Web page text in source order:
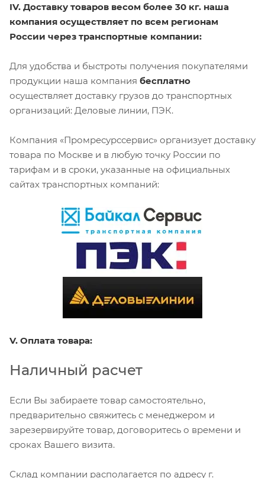
IV. Доставку товаров весом более 30 кг. наша
компания осуществляет по всем регионам
России через транспортные компании:
Для удобства и быстроты получения покупателями
продукции наша компания бесплатно
осуществляет доставку грузов до транспортных
организаций: Деловые линии, ПЭК.
Компания «Промресурссервис» организует доставку
товара по Москве и в любую точку России по
тарифам и в сроки, указанные на официальных
сайтах транспортных компаний:
V. Оплата товара:
Наличный расчет
Если Вы забираете товар самостоятельно,
предварительно свяжитесь с менеджером и
зарезервируйте товар, договоритесь о времени и
сроках Вашего визита.
Склад компании располагается по адресу г.